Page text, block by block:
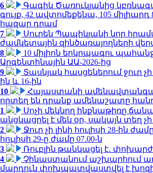
6
Գագիկ Ծառուկյանից
գույք, 42 ավտոմեքենա, 105 միլիարդ
հազար դրամ
7
Սուրեն Պապիկյանի նոր
ժամկետային զինծառայողների
8
10 միլիոն երկրպագու
Արգենտինային ԱԱ-2026-ից
9
Տասնյակ հասցեներում ջուր չի
ին և 16-ին
10
Հայաստանի
որտեղ են դրանք ամենաշատը
1
Սոչի մեկնող ինքնաթիռը
անցկացրել է մեկ օր, սակայն տեղ չի
2
Ջուր չի լինի հուլիսի 28-ին
հուլիսի 29-ը ժամը 07.00-ն
3
Ռուբլին թանկացել է․
4
Չինաստանում աշխարհում
մարդուն փոխպատվաստվել է